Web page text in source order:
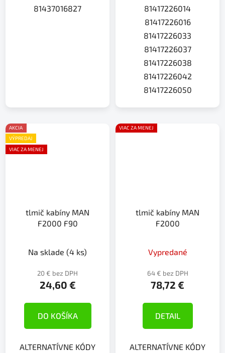
81437016827
81417226014
81417226016
81417226033
81417226037
81417226038
81417226042
81417226050
AKCIA
VÝPREDAJ
VIAC ZA MENEJ
tlmič kabíny MAN
F2000 F90
Na sklade (4 ks)
20 € bez DPH
24,60 €
DO KOŠÍKA
ALTERNATÍVNE KÓDY
VIAC ZA MENEJ
tlmič kabíny MAN
F2000
Vypredané
64 € bez DPH
78,72 €
DETAIL
ALTERNATÍVNE KÓDY